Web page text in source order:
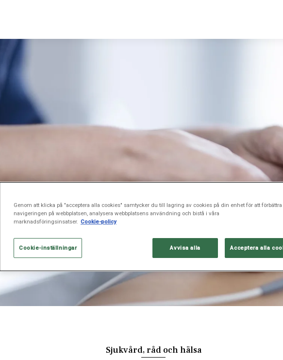
Sjukvård, råd och hälsa
Genom att klicka på "acceptera alla cookies" samtycker du till lagring av cookies på din enhet för att förbättra
navigeringen på webbplatsen, analysera webbplatsens användning och bistå i våra
marknadsföringsinsatser. Cookie-policy
Cookie-inställningar Avvisa alla Acceptera alla